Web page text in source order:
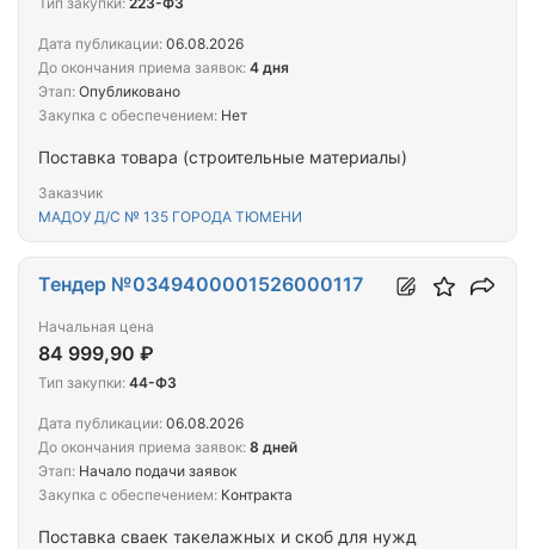
Поставка товара (строительные материалы)
Заказчик
МАДОУ Д/С № 135 ГОРОДА ТЮМЕНИ
Дата публикации: 06.08.2026
До окончания приема заявок: 4 дня
Этап: Опубликовано
Закупка с обеспечением: Нет
Поставка сваек такелажных и скоб для нужд
Тендер №0349400001526000117
Начальная цена
84 999,90 ₽
Тип закупки: 44-ФЗ
Дата публикации: 06.08.2026
До окончания приема заявок: 8 дней
Этап: Начало подачи заявок
Закупка с обеспечением: Контракта